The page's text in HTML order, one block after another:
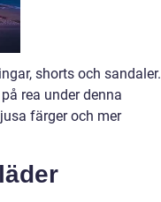
shorts och sandaler.
rea under denna
färger och mer